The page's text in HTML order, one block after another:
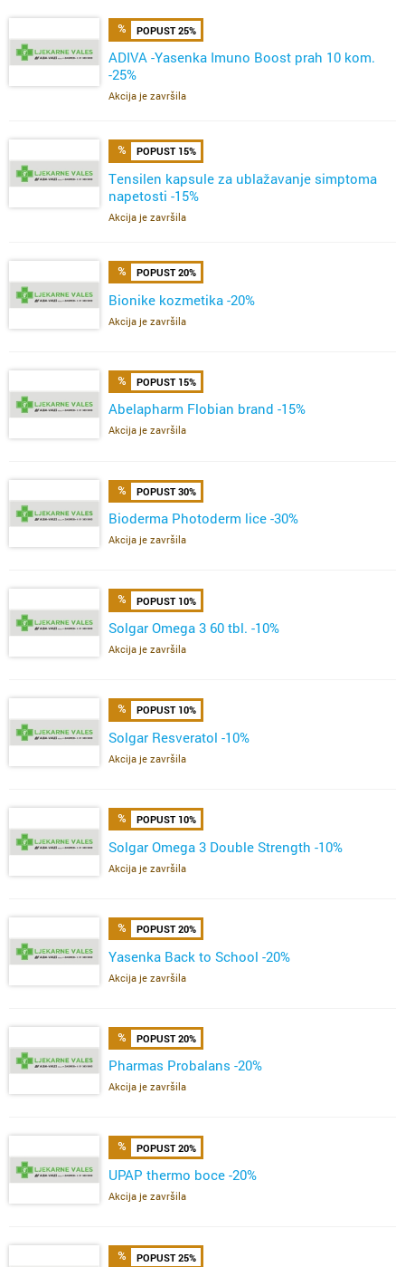
POPUST 25%
ADIVA -Yasenka Imuno Boost prah 10 kom.
-25%
Akcija je završila
POPUST 15%
Tensilen kapsule za ublažavanje simptoma
napetosti -15%
Akcija je završila
POPUST 20%
Bionike kozmetika -20%
Akcija je završila
POPUST 15%
Abelapharm Flobian brand -15%
Akcija je završila
POPUST 30%
Bioderma Photoderm lice -30%
Akcija je završila
POPUST 10%
Solgar Omega 3 60 tbl. -10%
Akcija je završila
POPUST 10%
Solgar Resveratol -10%
Akcija je završila
POPUST 10%
Solgar Omega 3 Double Strength -10%
Akcija je završila
POPUST 20%
Yasenka Back to School -20%
Akcija je završila
POPUST 20%
Pharmas Probalans -20%
Akcija je završila
POPUST 20%
UPAP thermo boce -20%
Akcija je završila
POPUST 25%